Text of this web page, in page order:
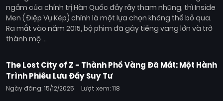
ngầm của chính trị Hàn Quốc đầy rẫy tham nhũng, thì Inside
Men (Điệp Vụ Kép) chính là một lựa chọn không thể bỏ qua.
Ra mắt vào năm 2015, bộ phim đã gây tiếng vang lớn và trở
thành mộ ...
The Lost City of Z - Thành Phố Vàng Đã Mất: Một Hành
Trình Phiêu Lưu Đầy Suy Tư
Ngày đăng: 15/12/2025 Lượt xem: 118